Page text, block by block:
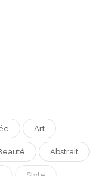
Art
Abstrait